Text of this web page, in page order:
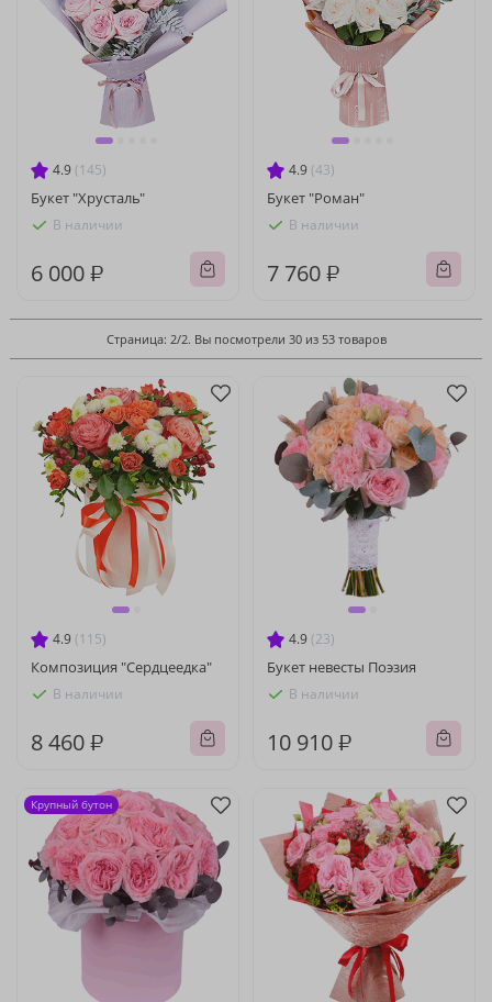
4.9 (145)
Букет "Хрусталь"
В наличии
6 000 ₽
4.9 (43)
Букет "Роман"
В наличии
7 760 ₽
Страница: 2/2. Вы посмотрели 30 из 53 товаров
4.9 (115)
Композиция "Сердцеедка"
В наличии
8 460 ₽
4.9 (23)
Букет невесты Поэзия
В наличии
10 910 ₽
Крупный бутон